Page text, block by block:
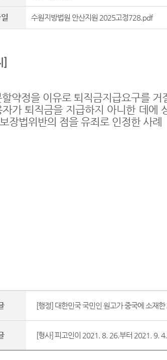
수원지방법원 안산지원 2025고정728.pdf
]
약정을 이유로 퇴직금지급요구를 거
자가 퇴직금을 지급하지 아니한 데에
장법위반의 점을 유죄로 인정한 사례
[행정] 대한민국 국민인 원고가 중국에 소재한
[형사] 피고인이 2021. 8. 26.부터 2021. 9. 4.